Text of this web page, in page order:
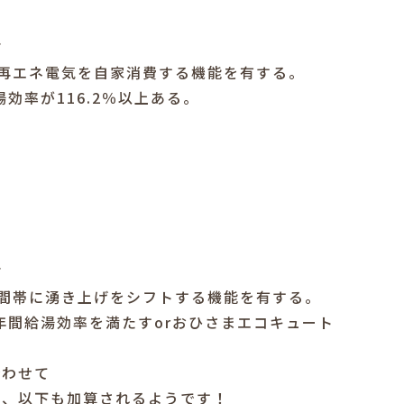
ネ電気を自家消費する機能を有する。
率が116.2％以上ある。
に湧き上げをシフトする機能を有する。
給湯効率を満たすorおひさまエコキュート
せて
以下も加算されるようです！